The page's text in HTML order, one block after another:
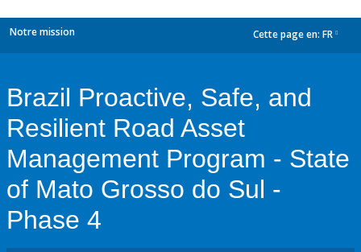
Notre mission Cette page en: FR
Brazil Proactive, Safe, and
Resilient Road Asset
Management Program - State
of Mato Grosso do Sul -
Phase 4